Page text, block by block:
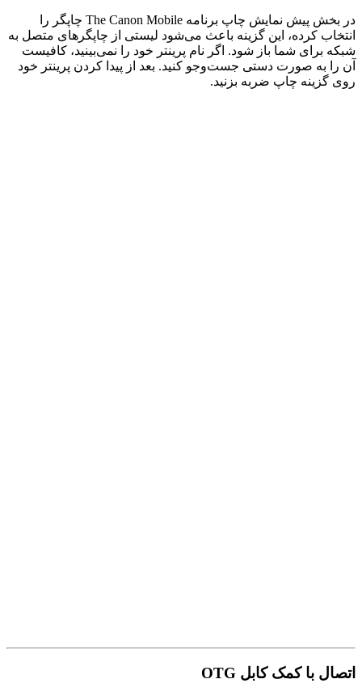
در بخش پیش نمایش چاپ برنامه The Canon Mobile چاپگر را
انتخاب کرده، این گزینه باعث می‌شود لیستی از چاپگر‌های متصل به
شبکه برای شما باز شود. اگر نام پرینتر خود را نمی‌بینید، کافیست
آن را به صورت دستی جست‌وجو کنید. بعد از پیدا کردن پرینتر خود
روی گزینه چاپ ضربه بزنید.
اتصال با کمک کابل OTG